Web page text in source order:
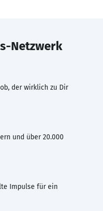
Netzwerk
der wirklich zu Dir
und über 20.000
Impulse für ein